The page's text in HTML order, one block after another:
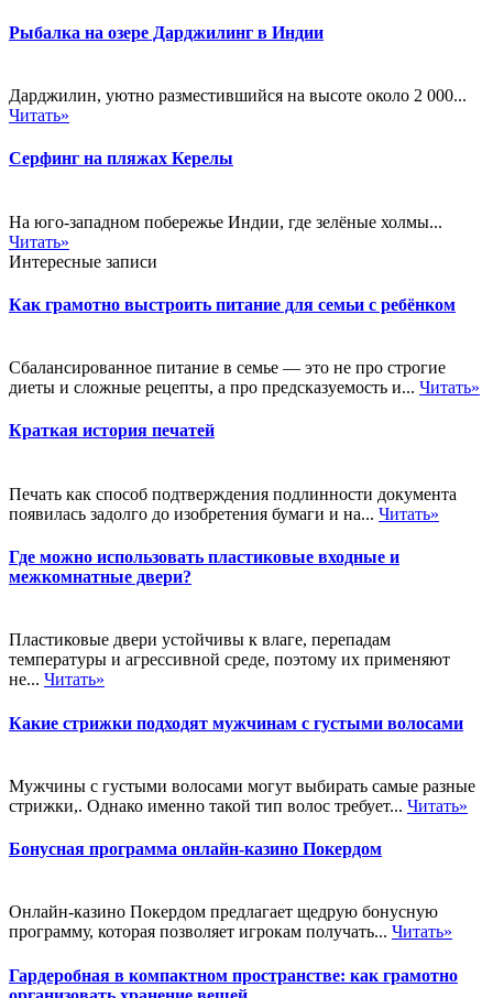
Рыбалка на озере Дарджилинг в Индии
Дарджилин, уютно разместившийся на высоте около 2 000...
Читать»
Серфинг на пляжах Керелы
На юго-западном побережье Индии, где зелёные холмы...
Читать»
Интересные записи
Как грамотно выстроить питание для семьи с ребёнком
Сбалансированное питание в семье — это не про строгие
диеты и сложные рецепты, а про предсказуемость и... Читать»
Краткая история печатей
Печать как способ подтверждения подлинности документа
появилась задолго до изобретения бумаги и на... Читать»
Где можно использовать пластиковые входные и
межкомнатные двери?
Пластиковые двери устойчивы к влаге, перепадам
температуры и агрессивной среде, поэтому их применяют
не... Читать»
Какие стрижки подходят мужчинам с густыми волосами
Мужчины с густыми волосами могут выбирать самые разные
стрижки,. Однако именно такой тип волос требует... Читать»
Бонусная программа онлайн-казино Покердом
Онлайн-казино Покердом предлагает щедрую бонусную
программу, которая позволяет игрокам получать... Читать»
Гардеробная в компактном пространстве: как грамотно